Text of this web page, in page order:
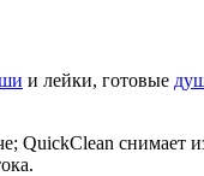
и лейки, готовые
QuickClean снимает